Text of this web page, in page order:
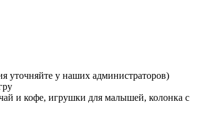
уточняйте у наших администраторов)
и кофе, игрушки для малышей, колонка с